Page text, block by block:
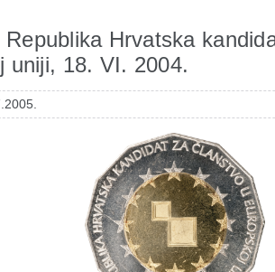
Hrvatska
uniji, 18. VI. 2004.